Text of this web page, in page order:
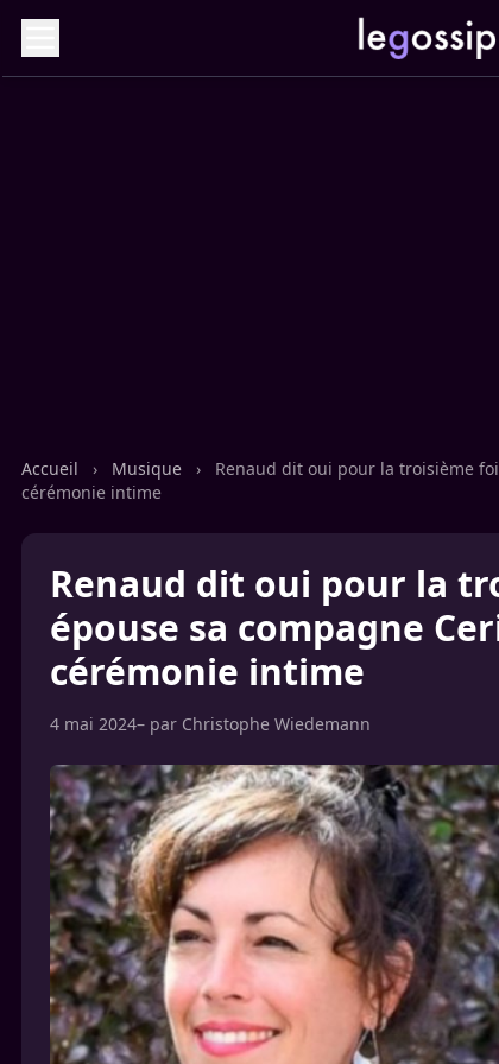
Accueil › Musique ›
Renaud dit oui pour la troisième
cérémonie intime
Renaud dit oui pour la
épouse sa compagne
cérémonie intime
4 mai 2024– par Christophe Wiedemann